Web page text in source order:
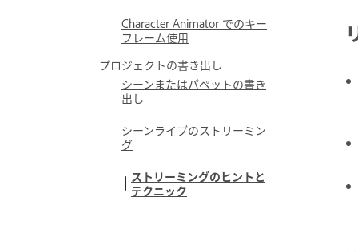
Character Animator でのキー
フレーム使用
プロジェクトの書き出し
シーンまたはパペットの書き
出し
シーンライブのストリーミン
グ
ストリーミングのヒントと
テクニック